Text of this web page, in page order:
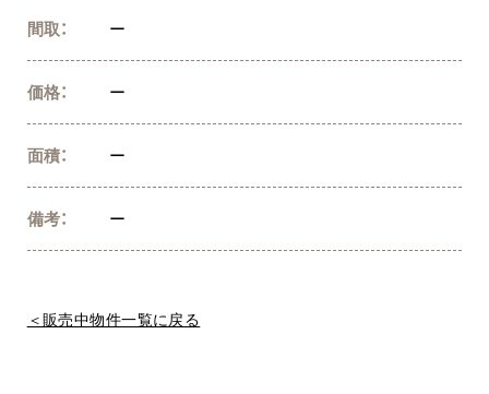
間取： ー
価格： ー
面積： ー
備考： ー
＜販売中物件一覧に戻る